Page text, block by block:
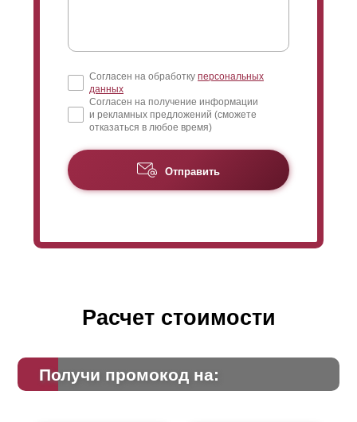
Согласен на обработку персональных
данных
Согласен на получение информации
и рекламных предложений (сможете
отказаться в любое время)
Отправить
Расчет стоимости
Получи промокод на: